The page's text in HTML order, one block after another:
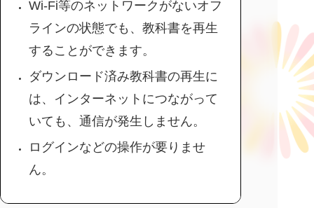
Wi-Fi等のネットワークがないオフ
ラインの状態でも、教科書を再生
することができます。
ダウンロード済み教科書の再生に
は、インターネットにつながって
いても、通信が発生しません。
ログインなどの操作が要りませ
ん。